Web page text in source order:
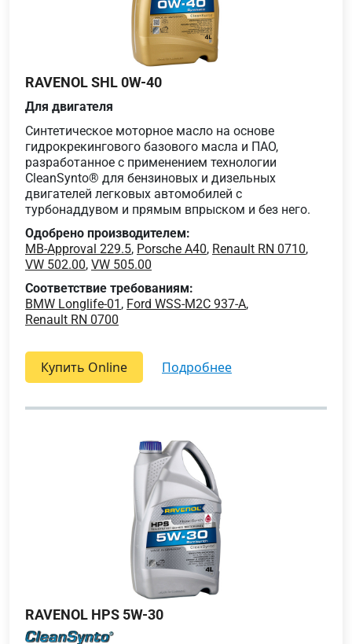
RAVENOL SHL 0W-40
Для двигателя
Синтетическое моторное масло на основе
гидрокрекингового базового масла и ПАО,
разработанное с применением технологии
CleanSynto® для бензиновых и дизельных
двигателей легковых автомобилей с
турбонаддувом и прямым впрыском и без него.
Одобрено производителем:
MB-Approval 229.5, Porsche A40, Renault RN 0710,
VW 502.00, VW 505.00
Соответствие требованиям:
BMW Longlife-01 , Ford WSS-M2C 937-A,
Renault RN 0700
Купить Online подробнее
RAVENOL HPS 5W-30